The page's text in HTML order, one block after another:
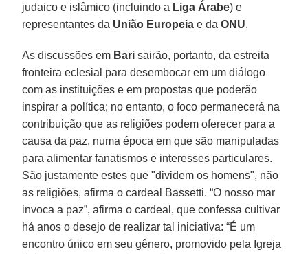
judaico e islâmico (incluindo a Liga Árabe) e
representantes da União Europeia e daONU.
As discussões em Bari sairão, portanto, da estreita
fronteira eclesial para desembocar em um diálogo
com as instituições e em propostas que poderão
inspirar a política; no entanto, o foco permanecerá na
contribuição que as religiões podem oferecer para a
causa da paz, numa época em que são manipuladas
para alimentar fanatismos e interesses particulares.
São justamente estes que "dividem os homens", não
as religiões, afirma o cardeal Bassetti. “O nosso mar
invoca a paz”, afirma o cardeal, que confessa cultivar
há anos o desejo de realizar tal iniciativa: “É um
encontro único em seu gênero, promovido pela Igreja